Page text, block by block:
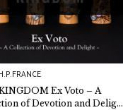
Ex Voto – A
of Devotion and Delight